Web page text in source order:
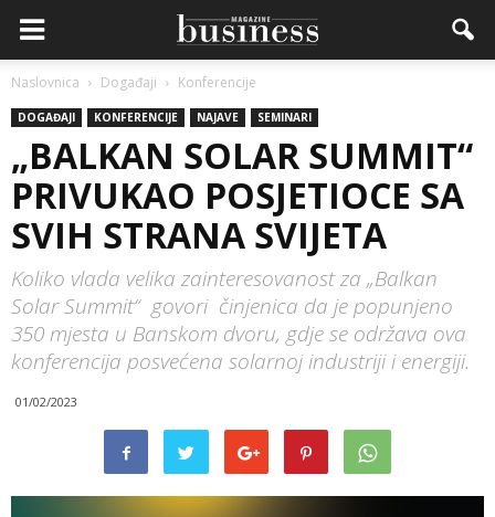
Naslovnica Događaji Konferencije
DOGAĐAJI KONFERENCIJE NAJAVE SEMINARI
„BALKAN SOLAR SUMMIT“
PRIVUKAO POSJETIOCE SA
SVIH STRANA SVIJETA
Koliko vlada velika zainteresovanost za „Balkan
Solar Summit“ govori činjenica da je popunjeno
350 mjesta u Banskom dvoru, gdje se održava ova
konferencija posvećena solarnoj industriji i energiji.
01/02/2023